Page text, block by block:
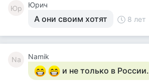
Юр Юрич
А они своим хотят 8 лет
Na Namik
и не только в России.